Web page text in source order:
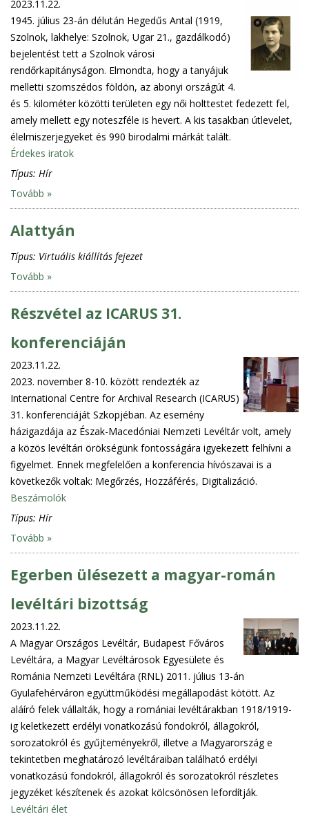
2023.11.22.
1945. július 23-án délután Hegedűs Antal (1919,
Szolnok, lakhelye: Szolnok, Ugar 21., gazdálkodó)
bejelentést tett a Szolnok városi
rendőrkapitányságon. Elmondta, hogy a tanyájuk
melletti szomszédos földön, az abonyi országút 4.
és 5. kilométer közötti területen egy női holttestet fedezett fel,
amely mellett egy noteszféle is hevert. A kis tasakban útlevelet,
élelmiszerjegyeket és 990 birodalmi márkát talált.
Érdekes iratok
Típus: Hír
Tovább »
Alattyán
Típus: Virtuális kiállítás fejezet
Tovább »
Részvétel az ICARUS 31.
konferenciáján
2023.11.22.
2023. november 8-10. között rendezték az
International Centre for Archival Research (ICARUS)
31. konferenciáját Szkopjéban. Az esemény
házigazdája az Észak-Macedóniai Nemzeti Levéltár volt, amely
a közös levéltári örökségünk fontosságára igyekezett felhívni a
figyelmet. Ennek megfelelően a konferencia hívószavai is a
következők voltak: Megőrzés, Hozzáférés, Digitalizáció.
Beszámolók
Típus: Hír
Tovább »
Egerben ülésezett a magyar-román
levéltári bizottság
2023.11.22.
A Magyar Országos Levéltár, Budapest Főváros
Levéltára, a Magyar Levéltárosok Egyesülete és
Románia Nemzeti Levéltára (RNL) 2011. július 13-án
Gyulafehérváron együttműködési megállapodást kötött. Az
aláíró felek vállalták, hogy a romániai levéltárakban 1918/1919-
ig keletkezett erdélyi vonatkozású fondokról, állagokról,
sorozatokról és gyűjteményekről, illetve a Magyarország e
tekintetben meghatározó levéltáraiban található erdélyi
vonatkozású fondokról, állagokról és sorozatokról részletes
jegyzéket készítenek és azokat kölcsönösen lefordítják.
Levéltári élet